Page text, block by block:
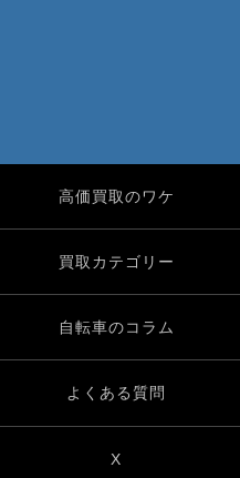
高価買取のワケ
買取カテゴリー
自転車のコラム
よくある質問
X